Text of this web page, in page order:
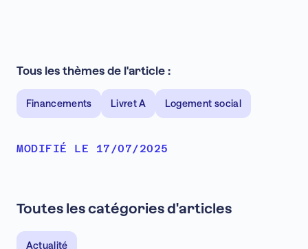
Tous les thèmes de l'article :
Financements Livret A Logement social
MODIFIÉ LE 17/07/2025
Toutes les catégories d'articles
Actualité